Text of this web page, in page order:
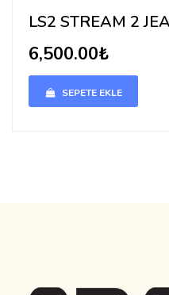
LS2 STREAM 2
6,500.00₺
SEPETE EKLE